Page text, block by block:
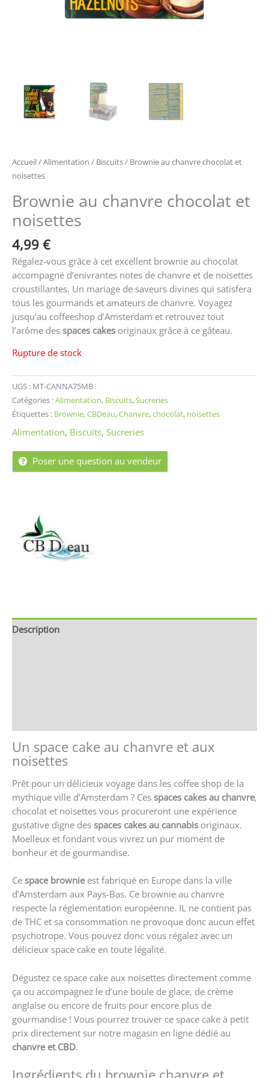
Accueil/Alimentation / Biscuits/ Brownie au chanvre chocolat et
noisettes
Brownie au chanvre chocolat et
noisettes
4,99 €
Régalez-vous grâce à cet excellent brownie au chocolat
accompagné d’enivrantes notes de chanvre et de noisettes
croustillantes. Un mariage de saveurs divines qui satisfera
tous les gourmands et amateurs de chanvre. Voyagez
jusqu’au coffeeshop d’Amsterdam et retrouvez tout
l’arôme des spaces cakes originaux grâce à ce gâteau.
Rupture de stock
UGS : MT-CANNA75MB
Catégories :Alimentation, Biscuits,Sucreries
Étiquettes : Brownie,CBDeau,Chanvre,chocolat, noisettes
Alimentation, Biscuits, Sucreries
Poser une question au vendeur
Description
Un space cake au chanvre et aux
noisettes
Prêt pour un délicieux voyage dans les coffee shop de la
mythique ville d’Amsterdam ? Ces spaces cakes au chanvre,
chocolat et noisettes vous procureront une expérience
gustative digne des spaces cakes au cannabis originaux.
Moelleux et fondant vous vivrez un pur moment de
bonheur et de gourmandise.
Ce space brownieest fabriqué en Europe dans la ville
d’Amsterdam aux Pays-Bas. Ce brownie au chanvre
respecte la réglementation européenne. IL ne contient pas
de THC et sa consommation ne provoque donc aucun effet
psychotrope. Vous pouvez donc vous régalez avec un
délicieux space cake en toute légalité.
Dégustez ce space cake aux noisettes directement comme
ça ou accompagnez le d’une boule de glace, de crème
anglaise ou encore de fruits pour encore plus de
gourmandise ! Vous pourrez trouver ce space cake à petit
prix directement sur notre magasin en ligne dédié au
chanvre et CBD.